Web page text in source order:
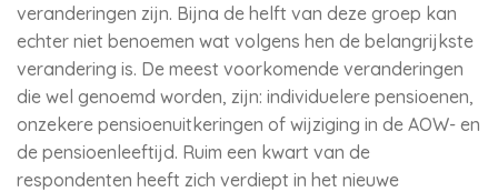
veranderingen zijn. Bijna de helft van deze groep kan
echter niet benoemen wat volgens hen de belangrijkste
verandering is. De meest voorkomende veranderingen
die wel genoemd worden, zijn: individuelere pensioenen,
onzekere pensioenuitkeringen of wijziging in de AOW- en
de pensioenleeftijd. Ruim een kwart van de
respondenten heeft zich verdiept in het nieuwe